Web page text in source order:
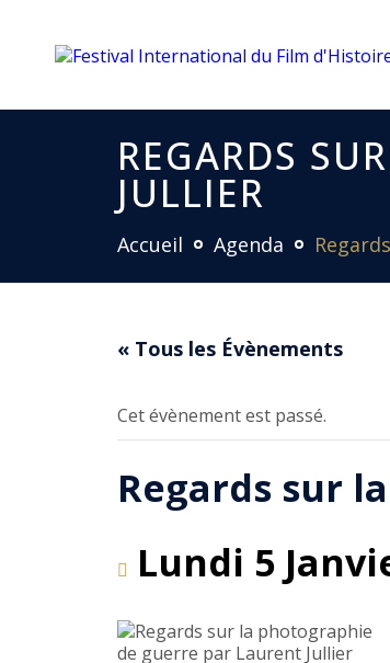
REGARDS
JULLIER
Accueil Agenda
« Tous les Évènements
Cet évènement est passé.
Regards sur
Lundi 5